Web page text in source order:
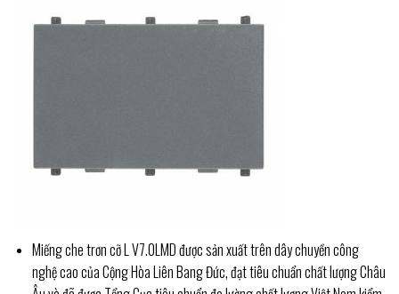
Miếng che trơn cỡ L V7.0LMD được sản xuất trên dây chuyền công
nghệ cao của Cộng Hòa Liên Bang Đức, đạt tiêu chuẩn chất lượng Châu